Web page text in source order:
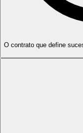
O contrato que define